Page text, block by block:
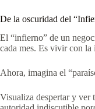
De la oscuridad del
El “infierno” de un
cada mes. Es vivir con la
Ahora, imagina el
Visualiza despertar y ver